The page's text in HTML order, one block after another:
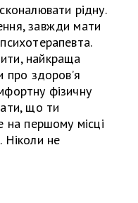
рідну.
завжди мати
найкраща
про здоров’я
фізичну
що ти
на першому місці
Ніколи не